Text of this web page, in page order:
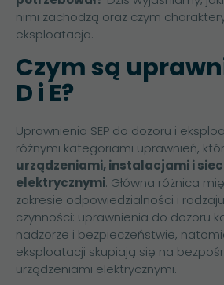
nimi zachodzą oraz czym
eksploatacja.
Czym są
D i E?
Uprawnienia SEP do dozoru i
różnymi kategoriami uprawnień,
urządzeniami, instalacjami i
elektrycznymi. Główna różnica
zakresie odpowiedzialności i
czynności: uprawnienia do dozoru
nadzorze i bezpieczeństwie,
eksploatacji skupiają się na
urządzeniami elektrycznymi.